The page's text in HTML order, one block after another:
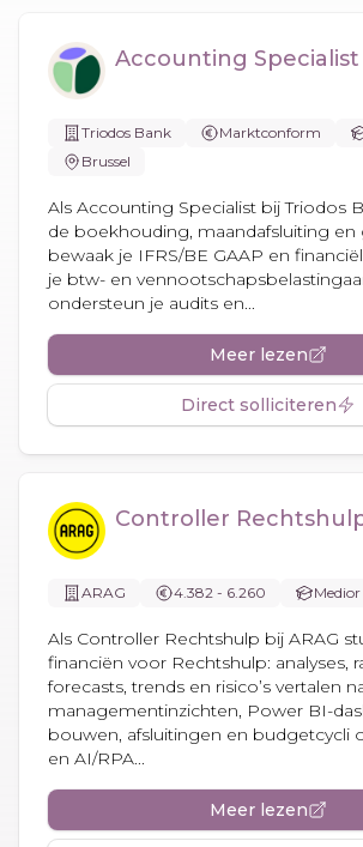
Accounting Specialist
Triodos Bank Marktconform
Brussel
Als Accounting Specialist bij Triodos
de boekhouding, maandafsluiting
bewaak je IFRS/BE GAAP en
je btw- en
ondersteun je audits en...
Meer lezen
Direct solliciteren
Controller
ARAG 4.382 - 6.260 Medior
Als Controller Rechtshulp bij ARAG
financiën voor Rechtshulp: analyses,
forecasts, trends en risico’s vertalen
managementinzichten, Power BI-
bouwen, afsluitingen en budgetcycli
en AI/RPA...
Meer lezen